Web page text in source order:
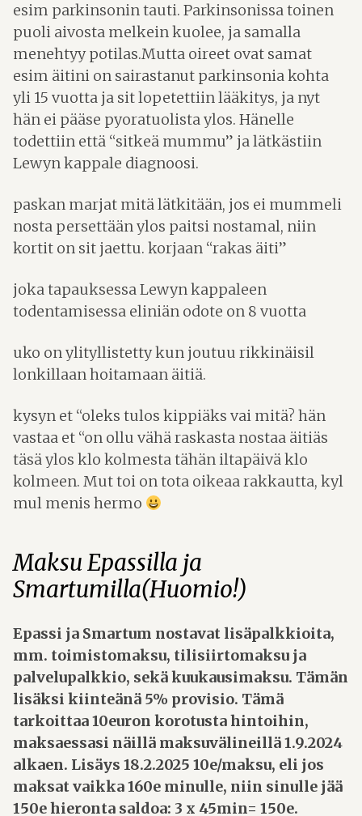
esim parkinsonin tauti. Parkinsonissa toinen
puoli aivosta melkein kuolee, ja samalla
menehtyy potilas.Mutta oireet ovat samat
esim äitini on sairastanut parkinsonia kohta
yli 15 vuotta ja sit lopetettiin lääkitys, ja nyt
hän ei pääse pyoratuolista ylos. Hänelle
todettiin että “sitkeä mummu” ja lätkästiin
Lewyn kappale diagnoosi.
paskan marjat mitä lätkitään, jos ei mummeli
nosta persettään ylos paitsi nostamal, niin
kortit on sit jaettu. korjaan “rakas äiti”
joka tapauksessa Lewyn kappaleen
todentamisessa eliniän odote on 8 vuotta
uko on ylityllistetty kun joutuu rikkinäisil
lonkillaan hoitamaan äitiä.
kysyn et “oleks tulos kippiäks vai mitä? hän
vastaa et “on ollu vähä raskasta nostaa äitiäs
täsä ylos klo kolmesta tähän iltapäivä klo
kolmeen. Mut toi on tota oikeaa rakkautta, kyl
mul menis hermo
Maksu Epassilla ja
Smartumilla(Huomio!)
Epassi ja Smartum nostavat lisäpalkkioita,
mm. toimistomaksu, tilisiirtomaksu ja
palvelupalkkio, sekä kuukausimaksu. Tämän
lisäksi kiinteänä 5% provisio. Tämä
tarkoittaa 10euron korotusta hintoihin,
maksaessasi näillä maksuvälineillä 1.9.2024
alkaen. Lisäys 18.2.2025 10e/maksu, eli jos
maksat vaikka 160e minulle, niin sinulle jää
150e hieronta saldoa: 3 x 45min= 150e.